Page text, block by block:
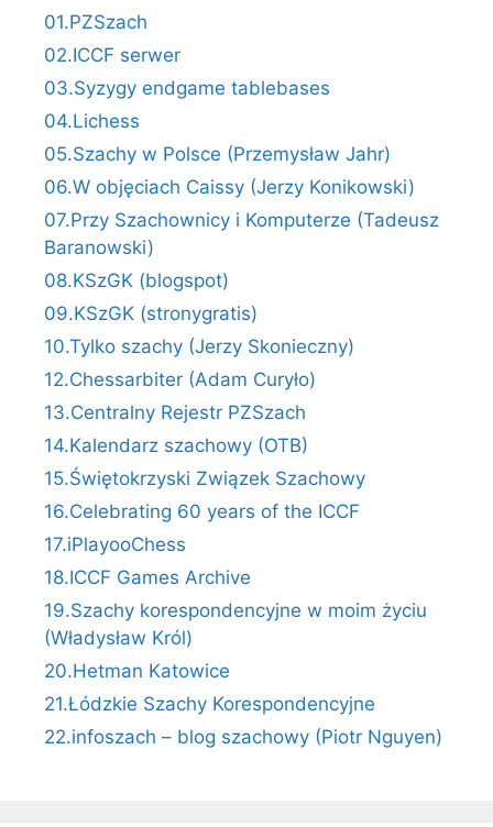
01.PZSzach
02.ICCF serwer
03.Syzygy endgame tablebases
04.Lichess
05.Szachy w Polsce (Przemysław Jahr)
06.W objęciach Caissy (Jerzy Konikowski)
07.Przy Szachownicy i Komputerze (Tadeusz
Baranowski)
08.KSzGK (blogspot)
09.KSzGK (stronygratis)
10.Tylko szachy (Jerzy Skonieczny)
12.Chessarbiter (Adam Curyło)
13.Centralny Rejestr PZSzach
14.Kalendarz szachowy (OTB)
15.Świętokrzyski Związek Szachowy
16.Celebrating 60 years of the ICCF
17.iPlayooChess
18.ICCF Games Archive
19.Szachy korespondencyjne w moim życiu
(Władysław Król)
20.Hetman Katowice
21.Łódzkie Szachy Korespondencyjne
22.infoszach – blog szachowy (Piotr Nguyen)